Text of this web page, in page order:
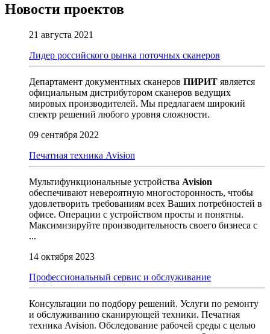
Новости проектов
21 августа 2021
Лидер российского рынка поточных сканеров
Департамент документных сканеров ПИРИТ является
официальным дистрибутором сканеров ведущих
мировых производителей. Мы предлагаем широкий
спектр решений любого уровня сложности.
09 сентября 2022
Печатная техника Avision
Мультифункциональные устройства Avision
обеспечивают невероятную многосторонность, чтобы
удовлетворить требованиям всех Ваших потребностей в
офисе. Операции с устройством просты и понятны.
Максимизируйте производительность своего бизнеса с
...
14 октября 2023
Профессиональный сервис и обслуживание
Консультации по подбору решений. Услуги по ремонту
и обслуживанию сканирующей техники. Печатная
техника Avision. Обследование рабочей среды с целью